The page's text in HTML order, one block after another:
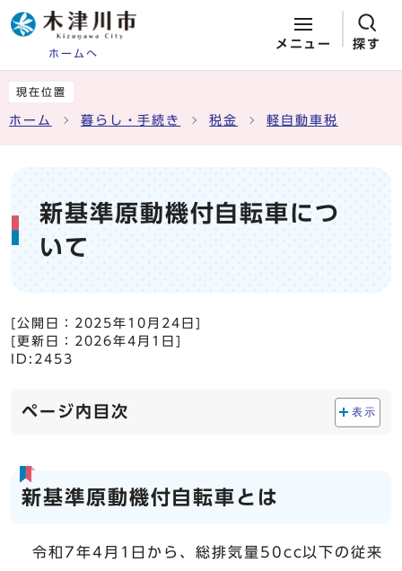
ホームへ
メニュー 探す
現在位置
ホーム 暮らし・手続き 税金 軽自動車税
新基準原動機付自転車につ
いて
[公開日： 2025年10月24日
[更新日： 2026年4月1日
ID:2453
ページ内目次 表示
新基準原動機付自転車とは
令和7年4月1日から、総排気量50cc以下の従来